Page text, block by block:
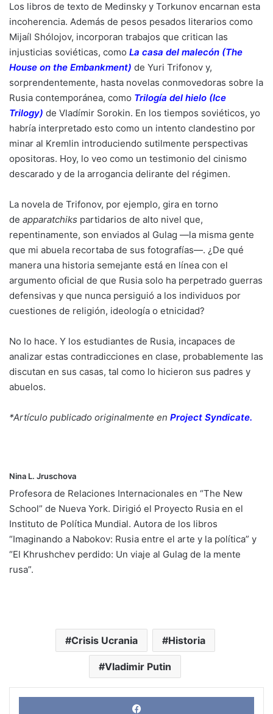
Los libros de texto de Medinsky y Torkunov encarnan esta
incoherencia. Además de pesos pesados literarios como
Mijaíl Shólojov, incorporan trabajos que critican las
injusticias soviéticas, como La casa del malecón (The
House on the Embankment) de Yuri Trifonov y,
sorprendentemente, hasta novelas conmovedoras sobre la
Rusia contemporánea, como Trilogía del hielo (Ice
Trilogy) de Vladímir Sorokin. En los tiempos soviéticos, yo
habría interpretado esto como un intento clandestino por
minar al Kremlin introduciendo sutilmente perspectivas
opositoras. Hoy, lo veo como un testimonio del cinismo
descarado y de la arrogancia delirante del régimen.
La novela de Trifonov, por ejemplo, gira en torno
de apparatchiks partidarios de alto nivel que,
repentinamente, son enviados al Gulag —la misma gente
que mi abuela recortaba de sus fotografías—. ¿De qué
manera una historia semejante está en línea con el
argumento oficial de que Rusia solo ha perpetrado guerras
defensivas y que nunca persiguió a los individuos por
cuestiones de religión, ideología o etnicidad?
No lo hace. Y los estudiantes de Rusia, incapaces de
analizar estas contradicciones en clase, probablemente las
discutan en sus casas, tal como lo hicieron sus padres y
abuelos.
*Artículo publicado originalmente en Project Syndicate.
Nina L. Jruschova
Profesora de Relaciones Internacionales en “The New
School” de Nueva York. Dirigió el Proyecto Rusia en el
Instituto de Política Mundial. Autora de los libros
“Imaginando a Nabokov: Rusia entre el arte y la política” y
“El Khrushchev perdido: Un viaje al Gulag de la mente
rusa”.
Crisis Ucrania Historia
Vladimir Putin